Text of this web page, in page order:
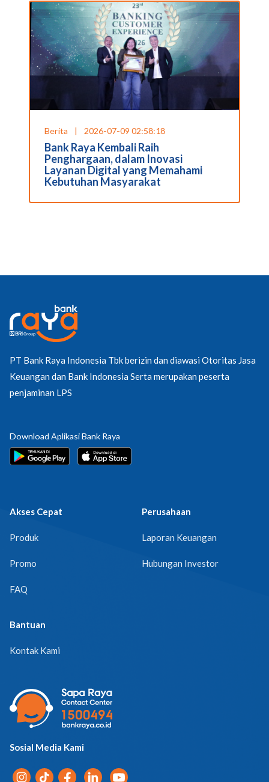
Berita | 2026-07-09 02:58:18
Bank Raya Kembali Raih
Penghargaan, dalam Inovasi
Layanan Digital yang Memahami
Kebutuhan Masyarakat
PT Bank Raya Indonesia Tbk berizin dan diawasi Otoritas Jasa
Keuangan dan Bank Indonesia Serta merupakan peserta
penjaminan LPS
Download Aplikasi Bank Raya
Akses Cepat
Produk
Promo
FAQ
Perusahaan
Laporan Keuangan
Hubungan Investor
Bantuan
Kontak Kami
Sosial Media Kami